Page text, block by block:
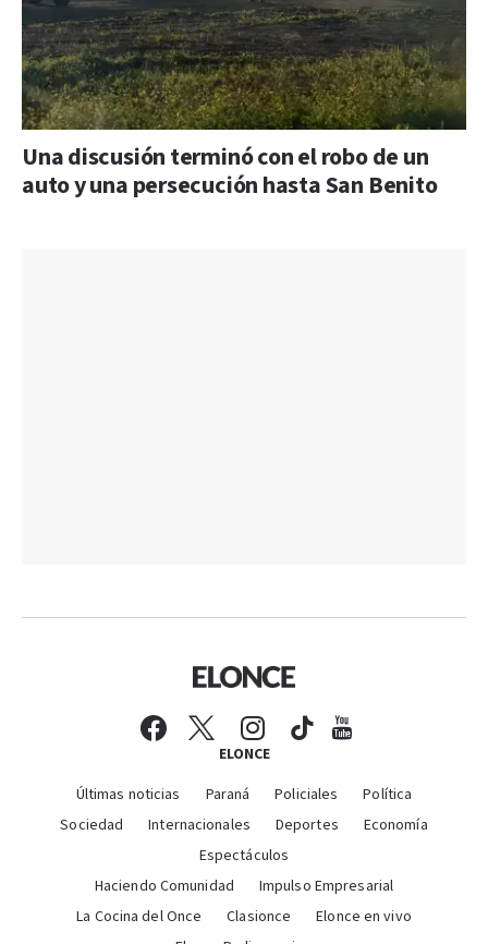
Una discusión terminó con el robo de un
auto y una persecución hasta San Benito
ELONCE
Últimas noticias Paraná Policiales
Política
Sociedad
Internacionales Deportes
Economía
Espectáculos
Haciendo Comunidad
Impulso Empresarial
La Cocina del Once
Clasionce
Elonce en vivo